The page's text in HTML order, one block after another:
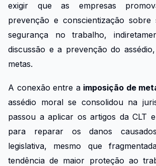
exigir que as empresas
prevenção e conscientização sobre
segurança no trabalho,
discussão e a prevenção do
metas.
A conexão entre a imposição de
assédio moral se consolidou na
passou a aplicar os artigos da CLT
para reparar os danos
legislativa, mesmo que
tendência de maior proteção ao